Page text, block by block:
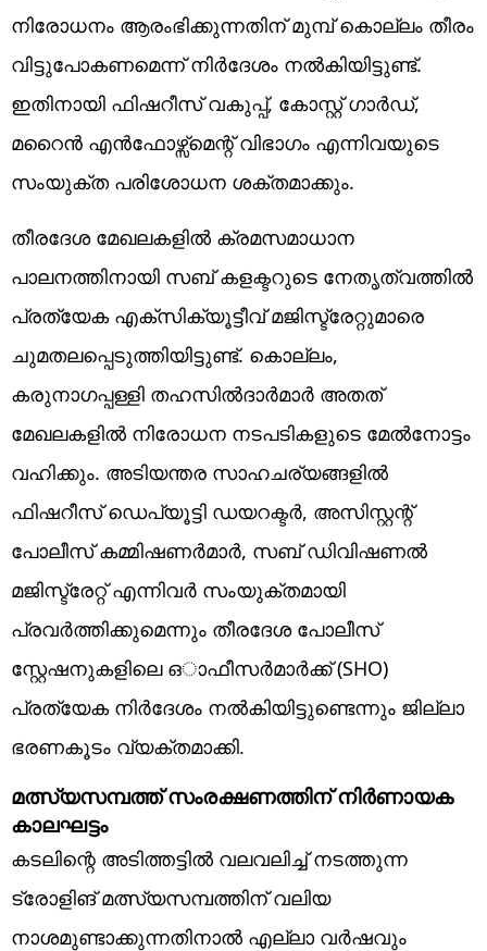
നിരോധനം ആരംഭിക്കുന്നതിന് മുമ്പ് കൊല്ലം തീരം
വിട്ടുപോകണമെന്ന് നിർദേശം നൽകിയിട്ടുണ്ട്.
ഇതിനായി ഫിഷറീസ് വകുപ്പ്, കോസ്റ്റ് ഗാർഡ്,
മറൈൻ എൻഫോഴ്സ്മെന്റ് വിഭാഗം എന്നിവയുടെ
സംയുക്ത പരിശോധന ശക്തമാക്കും.
തീരദേശ മേഖലകളിൽ ക്രമസമാധാന
പാലനത്തിനായി സബ് കളക്ടറുടെ നേതൃത്വത്തിൽ
പ്രത്യേക എക്സിക്യൂട്ടീവ് മജിസ്ട്രേറ്റുമാരെ
ചുമതലപ്പെടുത്തിയിട്ടുണ്ട്. കൊല്ലം,
കരുനാഗപ്പള്ളി തഹസിൽദാർമാർ അതത്
മേഖലകളിൽ നിരോധന നടപടികളുടെ മേൽനോട്ടം
വഹിക്കും. അടിയന്തര സാഹചര്യങ്ങളിൽ
ഫിഷറീസ് ഡെപ്യൂട്ടി ഡയറക്ടർ, അസിസ്റ്റന്റ്
പോലീസ് കമ്മിഷണർമാർ, സബ് ഡിവിഷണൽ
മജിസ്ട്രേറ്റ് എന്നിവർ സംയുക്തമായി
പ്രവർത്തിക്കുമെന്നും തീരദേശ പോലീസ്
സ്റ്റേഷനുകളിലെ ഒാഫീസർമാർക്ക് (SHO)
പ്രത്യേക നിർദേശം നൽകിയിട്ടുണ്ടെന്നും ജില്ലാ
ഭരണകൂടം വ്യക്തമാക്കി.
മത്സ്യസമ്പത്ത് സംരക്ഷണത്തിന് നിർണായക
കാലഘട്ടം
കടലിന്റെ അടിത്തട്ടിൽ വലവലിച്ച് നടത്തുന്ന
ട്രോളിങ് മത്സ്യസമ്പത്തിന് വലിയ
നാശമുണ്ടാക്കുന്നതിനാൽ എല്ലാ വർഷവും